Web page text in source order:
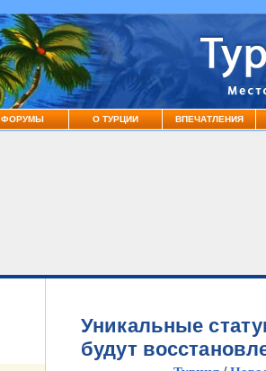
ФОРУМЫ О ТУРЦИИ ВПЕЧАТЛЕНИЯ
Уникальные
будут